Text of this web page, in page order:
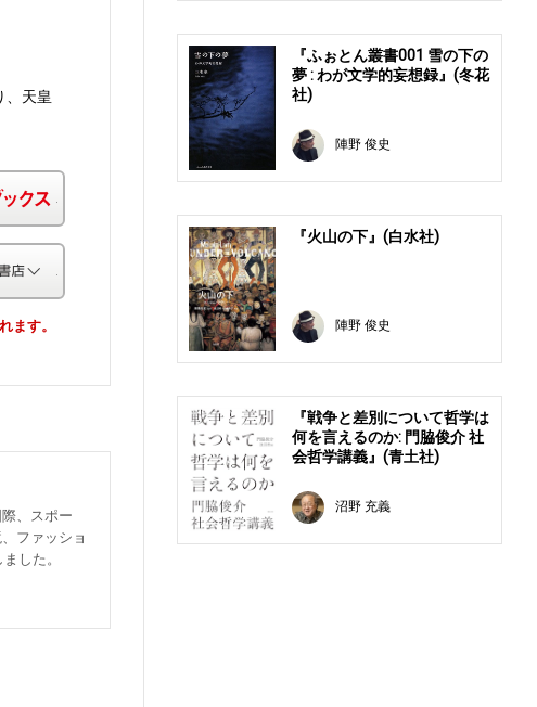
、天皇
ます。
、スポー
ファッショ
した。
『ふぉとん叢書001 雪の下の
夢 : わが文学的妄想録』(冬花
社)
陣野 俊史
『火山の下』(白水社)
陣野 俊史
『戦争と差別について哲学は
何を言えるのか: 門脇俊介 社
会哲学講義』(青土社)
沼野 充義